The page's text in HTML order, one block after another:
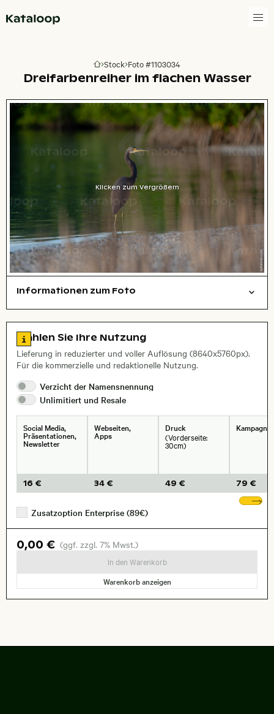
Zur Homepage
Stock Foto #1103034
Dreifarbenreiher im flachen Wasser
Klicken zum Vergrößern
Informationen zum Foto
, Objektiv
Zu den Lizenzinformationen springen
Wählen Sie Ihre Nutzung
Lieferung in reduzierter und voller Auflösung (8640x5760px).
Für die kommerzielle und redaktionelle Nutzung.
Verzicht der Namensnennung
Unlimitiert und Resale
Social Media,
Präsentationen,
Newsletter
16 €
Webseiten,
Apps
34 €
Druck
(Vorderseite:
30cm)
49 € 79 €
Zusatzoption Enterprise (89€)
0,00 € (ggf. zzgl. 7% Mwst.)
In den Warenkorb
Warenkorb anzeigen